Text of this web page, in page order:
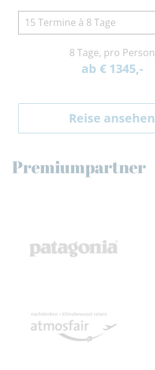
15 Termine à 8 Tage
8 Tage, pro Person
ab € 1345,-
Reise ansehen
Premiumpartner